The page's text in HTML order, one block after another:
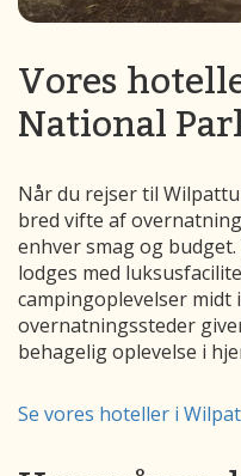
Vores
National
Når du rejser til
bred vifte af
enhver smag og
lodges med
campingoplevelser
overnatningssteder
behagelig oplevelse i
Se vores hoteller i